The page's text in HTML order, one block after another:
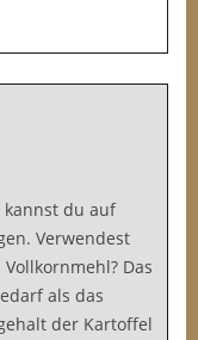
kannst du auf
Verwendest
Das
als das
der Kartoffel